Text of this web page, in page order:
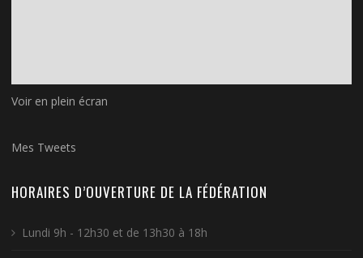
Voir en plein écran
Mes Tweets
HORAIRES D’OUVERTURE DE LA FÉDÉRATION
Lundi 9h - 12h30 et de 13h30 à 18h